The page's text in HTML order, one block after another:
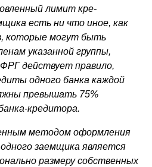
лимит кре­
есть ни что иное, как
которые могут быть
указанной группы,
действует правило,
одного банка каждой
превышать 75%
кредитора.
методом оформления
заемщика является
размеру собственных